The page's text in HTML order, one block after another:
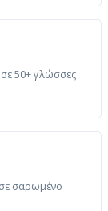
σε 50+ γλώσσες
σαρωμένο